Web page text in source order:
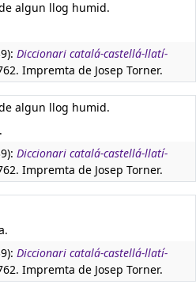
algun llog humid.
Diccionari catalá-castellá-llatí-
Impremta de Josep Torner.
algun llog humid.
Diccionari catalá-castellá-llatí-
Impremta de Josep Torner.
Diccionari catalá-castellá-llatí-
Impremta de Josep Torner.